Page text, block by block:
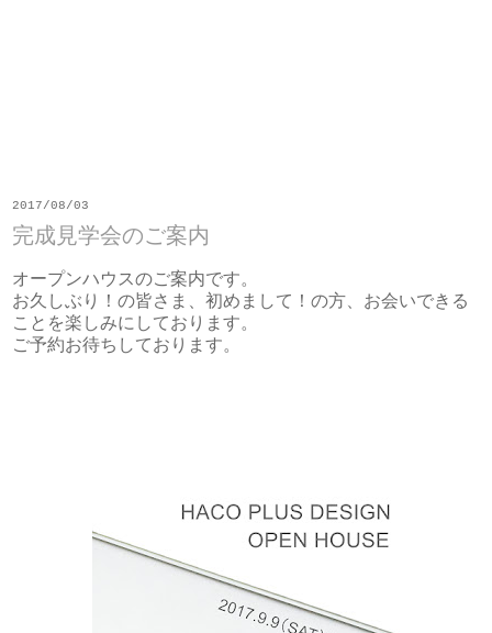
2017/08/03
完成見学会のご案内
オープンハウスのご案内です。
お久しぶり！の皆さま、初めまして！の方、お会いできる
ことを楽しみにしております。
ご予約お待ちしております。